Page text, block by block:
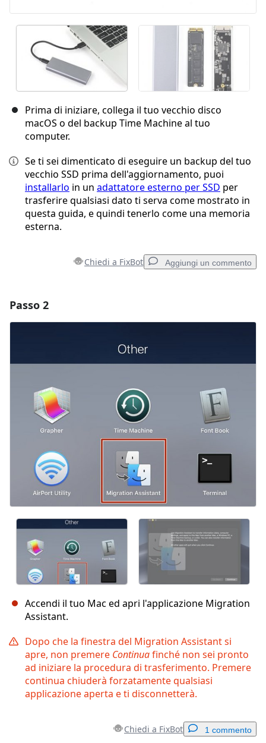
Prima di iniziare, collega il tuo vecchio disco
macOS o del backup Time Machine al tuo
computer.
Se ti sei dimenticato di eseguire un backup del tuo
vecchio SSD prima dell'aggiornamento, puoi
installarlo in un adattatore esterno per SSD per
trasferire qualsiasi dato ti serva come mostrato in
questa guida, e quindi tenerlo come una memoria
esterna.
Chiedi a FixBot Aggiungi un commento
Passo 2
Accendi il tuo Mac ed apri l'applicazione Migration
Assistant.
Dopo che la finestra del Migration Assistant si
apre, non premere Continuafinché non sei pronto
ad iniziare la procedura di trasferimento. Premere
continua chiuderà forzatamente qualsiasi
applicazione aperta e ti disconnetterà.
Chiedi a FixBot 1 commento